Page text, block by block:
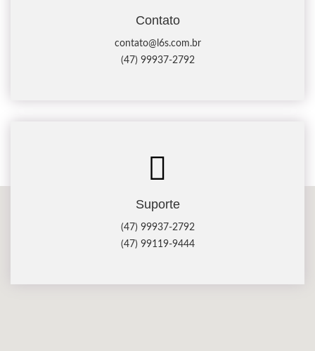
Contato
contato@l6s.com.br
(47) 99937-2792
Suporte
(47) 99937-2792
(47) 99119-9444